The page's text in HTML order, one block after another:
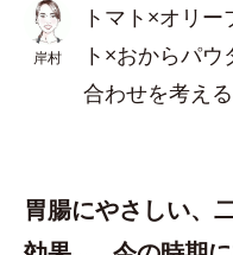
岸村
トマト×オリ
ト×おからパ
合わせを考え
胃腸にやさしい、